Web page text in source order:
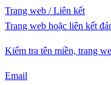
Trang web / Liên kết
Trang web hoặc liên kết
Kiểm tra tên miền, trang
Email